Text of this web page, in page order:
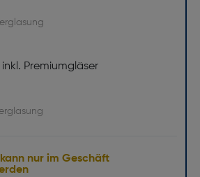
Premiumgläser
nur im Geschäft